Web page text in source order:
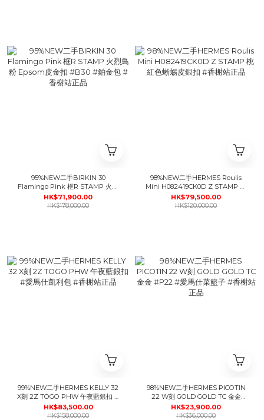
95%NEW二手BIRKIN 30
Flamingo Pink 框R STAMP 火烈
鳥粉 Epsom皮金扣 #B30 #鉑金包
#香榭站正品
HK$71,900.00
HK$178,000.00
98%NEW二手HERMES Roulis
Mini H082419CK0D Z STAMP 桃
紅色蜥蜴皮銀扣 #香榭站正品
HK$79,500.00
HK$120,000.00
99%NEW二手HERMES KELLY 32
X刻 2Z TOGO PHW 午夜藍銀扣 #
愛馬仕凱利包 #香榭站正品
HK$83,500.00
HK$158,000.00
98%NEW二手HERMES PICOTIN
22 W刻 GOLD GOLD TC 金金
#P22 #愛馬仕菜籃子 #香榭站正品
HK$23,900.00
HK$36,000.00